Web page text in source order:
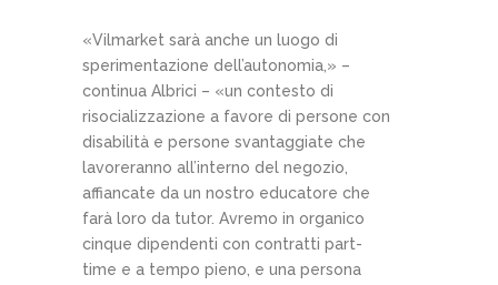
«Vilmarket sarà anche un luogo di
sperimentazione dell’autonomia,» –
continua Albrici – «un contesto di
risocializzazione a favore di persone con
disabilità e persone svantaggiate che
lavoreranno all’interno del negozio,
affiancate da un nostro educatore che
farà loro da tutor. Avremo in organico
cinque dipendenti con contratti part-
time e a tempo pieno, e una persona